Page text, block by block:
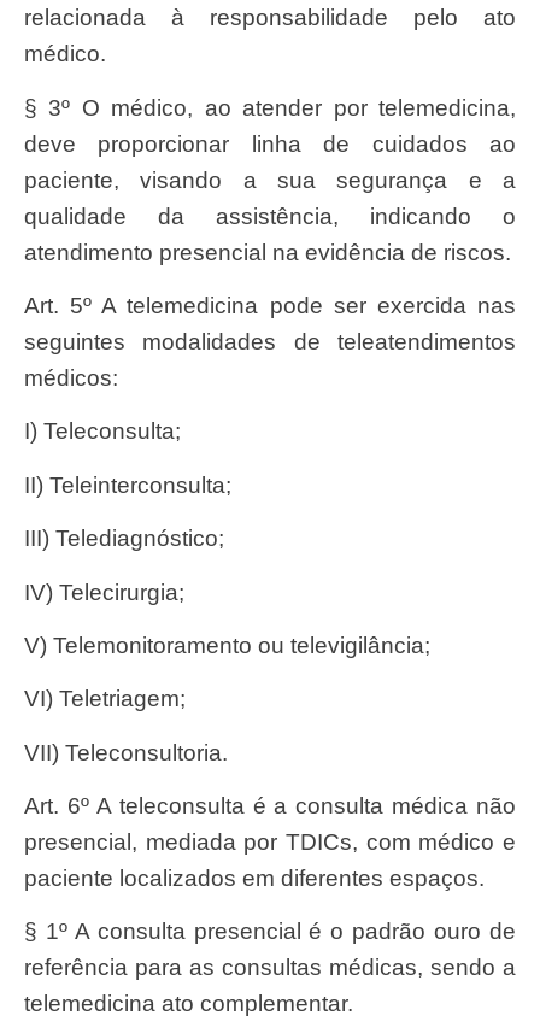
relacionada à responsabilidade pelo ato
médico.
§ 3º O médico, ao atender por telemedicina,
deve proporcionar linha de cuidados ao
paciente, visando a sua segurança e a
qualidade da assistência, indicando o
atendimento presencial na evidência de riscos.
Art. 5º A telemedicina pode ser exercida nas
seguintes modalidades de teleatendimentos
médicos:
I) Teleconsulta;
II) Teleinterconsulta;
III) Telediagnóstico;
IV) Telecirurgia;
V) Telemonitoramento ou televigilância;
VI) Teletriagem;
VII) Teleconsultoria.
Art. 6º A teleconsulta é a consulta médica não
presencial, mediada por TDICs, com médico e
paciente localizados em diferentes espaços.
§ 1º A consulta presencial é o padrão ouro de
referência para as consultas médicas, sendo a
telemedicina ato complementar.